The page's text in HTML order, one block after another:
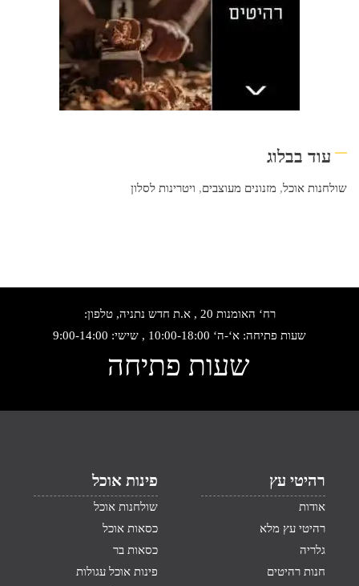
עוד בבלוג
שולחנות אוכל, מזנונים מעוצבים, ויטרינות לסלון
רח‘ האומנות 20 , א.ת חדש נתניה, טלפון:
שעות פתיחה: א‘-ה‘ 10:00-18:00 , שישי: 9:00-14:00
שעות פתיחה
רהיטי עץ
אודות
רהיטי עץ מלא
גלריה
חנות רהיטים
פינות אוכל
שולחנות אוכל
כסאות אוכל
כסאות בר
פינות אוכל עגולות